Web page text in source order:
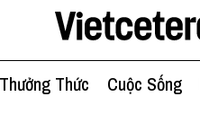
Thưởng Thức Cuộc Sống